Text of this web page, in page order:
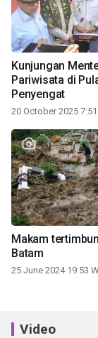
Kunjungan
Pariwisata di
Penyengat
20 October 2025 7:51
Makam
Batam
25 June 2024 19:53
Video